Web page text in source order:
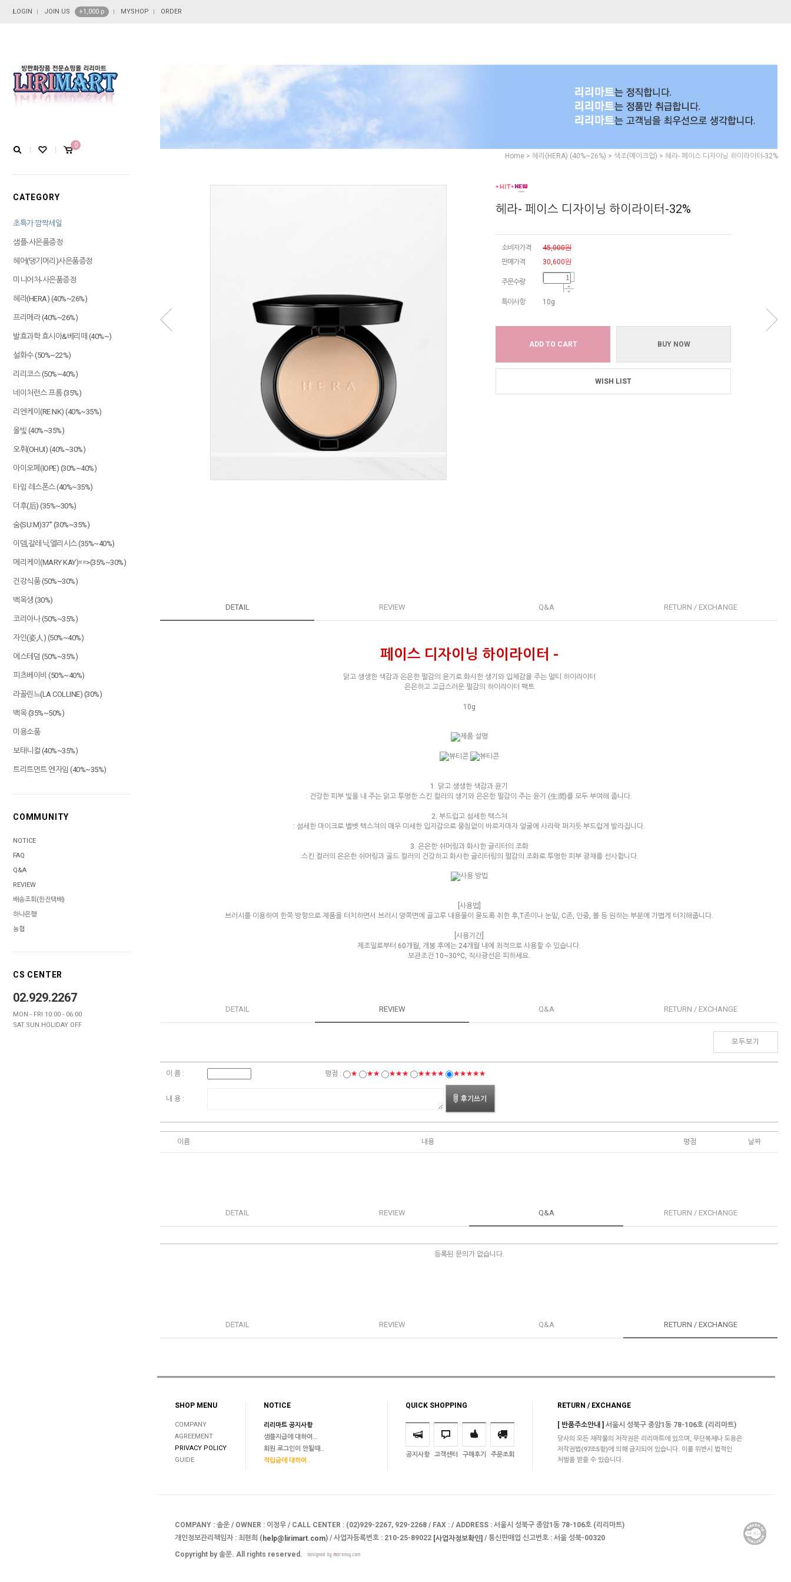
LOGIN JOIN US +1,000 p MYSHOP ORDER
0
CATEGORY
초특가 깜짝세일
샘플-사은품증정
헤어(댕기머리)사은품증정
미니어처-사은품증정
헤라(HERA) (40%~26%)
프리메라 (40%~26%)
발효과학 효시아&베리떼 (40%~)
설화수 (50%~22%)
리리코스 (50%~40%)
네이처런스 프롬 (35%)
리엔케이(RE:NK) (40%~35%)
올빛 (40%~35%)
오휘(OHUI) (40%~30%)
아이오페(IOPE) (30%~40%)
타임 레스폰스 (40%~35%)
더후(后) (35%~30%)
숨(SU:M)37˚ (30%~35%)
이뎀,갈레닉,엘리시스 (35%~40%)
메리케이(MARY KAY)==>(35%~30%)
건강식품 (50%~30%)
백옥생 (30%)
코리아나 (50%~35%)
자인(姿人) (50%~40%)
에스테덤 (50%~35%)
피츠베이비 (50%~40%)
라꼴린느(LA COLLINE) (30%)
백옥 (35%~50%)
미용소품
보태니컬 (40%~35%)
트리트먼트 엔자임 (40%~35%)
COMMUNITY
NOTICE
FAQ
Q&A
REVIEW
배송조회(한진택배)
하나은행
농협
CS CENTER
02.929.2267
MON - FRI 10:00 - 06:00
SAT.SUN.HOLIDAY OFF
Home > 헤라(HERA) (40%~26%) > 색조(메이크업) > 헤라- 페이스 디자이닝 하이라이터-32%
헤라- 페이스 디자이닝 하이라이터-32%
소비자가격
45,000원
판매가격
30,600원
주문수량
특이사항
10g
ADD TO CART BUY NOW
WISH LIST
DETAIL REVIEW Q&A RETURN / EXCHANGE
페이스 디자이닝 하이라이터 -
맑고 생생한 색감과 은은한 펄감의 윤기로 화사한 생기와 입체감을 주는 멀티 하이라이터
은은하고 고급스러운 펄감의 하이라이터 팩트
10g
1. 맑고 생생한 색감과 윤기
: 건강한 피부 빛을 내 주는 맑고 투명한 스킨 컬러의 생기와 은은한 펄감이 주는 윤기 (生潤)를 모두 부여해 줍니다.
2. 부드럽고 섬세한 텍스쳐
: 섬세한 마이크로 벨벳 텍스쳐의 매우 미세한 입자감으로 뭉침없이 바르자마자 얼굴에 사라락 퍼지듯 부드럽게 발라집니다.
3. 은은한 쉬머링과 화사한 글리터의 조화
:스킨 컬러의 은은한 쉬머링과 골드 컬러의 건강하고 화사한 글리터링의 펄감의 조화로 투명한 피부 광채를 선사합니다.
[사용법]
브러시를 이용하여 한쪽 방향으로 제품을 터치하면서 브러시 양쪽면에 골고루 내용물이 묻도록 취한 후,T존이나 눈밑, C존, 인중, 볼 등 원하는 부분에 가볍게 터치해줍니다.
[사용기간]
제조일로부터 60개월, 개봉 후에는 24개월 내에 최적으로 사용할 수 있습니다.
보관조건 10~30ºC, 직사광선은 피하세요.
DETAIL REVIEW Q&A RETURN / EXCHANGE
모두보기
이 름 : 평점 : ★ ★★ ★★★ ★★★★ ★★★★★
내 용 :
이름 내용 평점 날짜
DETAIL REVIEW Q&A RETURN / EXCHANGE
등록된 문의가 없습니다.
DETAIL REVIEW Q&A RETURN / EXCHANGE
SHOP MENU
COMPANY
AGREEMENT
PRIVACY POLICY
GUIDE
NOTICE
리리마트 공지사항
샘플지급에 대하여...
회원 로그인이 안될때..
적립금에 대하여..
QUICK SHOPPING
공지사항 고객센터 구매후기 주문조회
RETURN / EXCHANGE
[ 반품주소안내 ] 서울시 성북구 종암1동 78-106호 (리리마트)
당사의 모든 제작물의 저작권은 리리마트에 있으며, 무단복제나 도용은
저작권법(97조5항)에 의해 금지되어 있습니다. 이를 위반시 법적인
처벌을 받을 수 있습니다.
COMPANY : 솔운 / OWNER : 이정우 / CALL CENTER : (02)929-2267, 929-2268 / FAX : / ADDRESS : 서울시 성북구 종암1동 78-106호 (리리마트)
개인정보관리책임자 : 최현희 ( help@lirimart.com) / 사업자등록번호 : 210-25-89022 [사업자정보확인] / 통신판매업 신고번호 : 서울 성북-00320
Copyright by 솔운. All rights reserved.